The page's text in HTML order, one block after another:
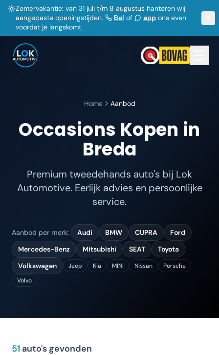
Zomervakantie: van 31 juli t/m 8 augustus hanteren wij
aangepaste openingstijden.
Bel of app ons even
voordat je langskomt.
Home Aanbod
Occasions Kopen in
Breda
Premium tweedehands auto's bij Lok
Automotive. Eerlijk advies en persoonlijke
service.
Aanbod per merk: Audi BMW CUPRA
Ford
Mercedes-Benz
Mitsubishi SEAT
Toyota
Volkswagen
Jeep Kia MINI Nissan
Porsche
Volvo
51 auto's gevonden